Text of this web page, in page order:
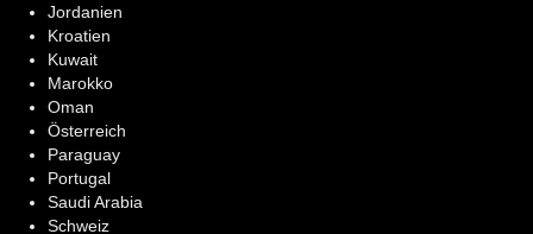
Jordanien
Kroatien
Kuwait
Marokko
Oman
Österreich
Paraguay
Portugal
Saudi Arabia
Schweiz